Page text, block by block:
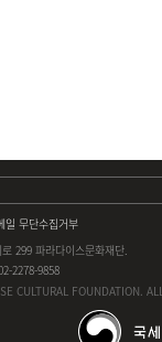
일 무단수집거부
299 파라다이스문화재단.
2278-9858
CULTURAL FOUNDATION.